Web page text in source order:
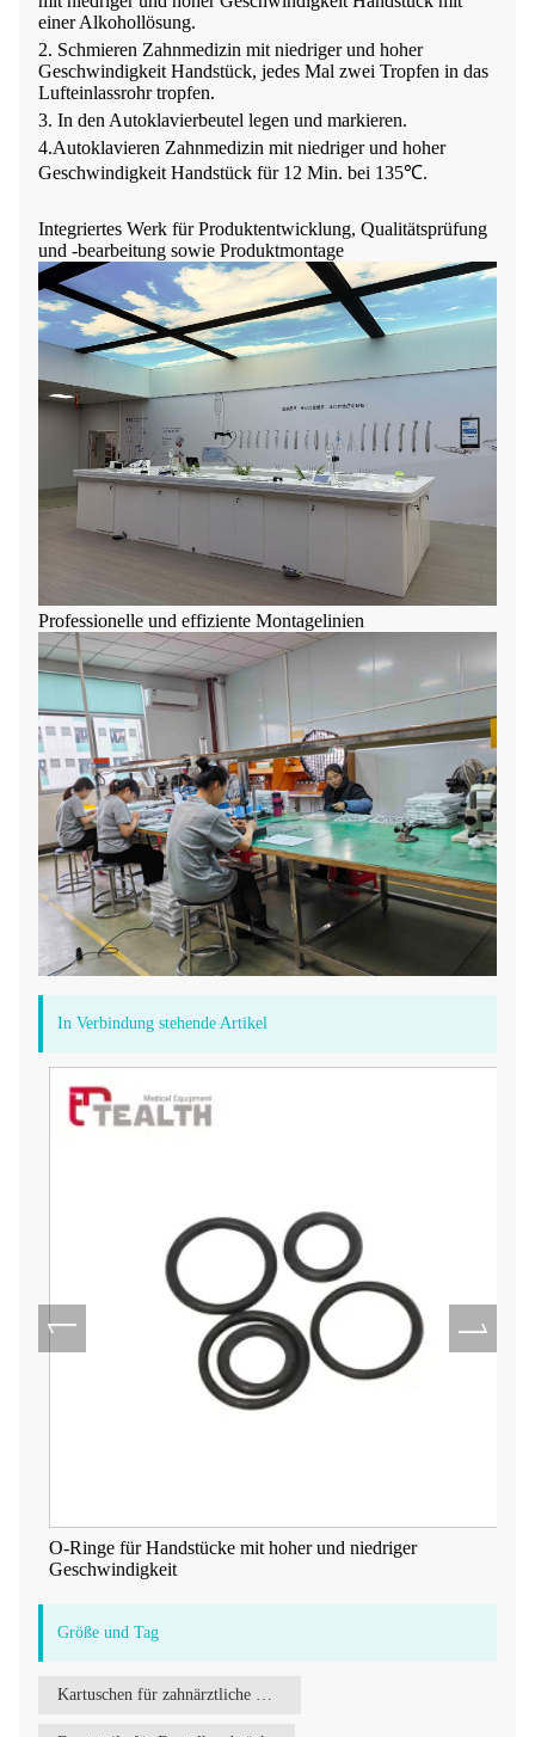
einer Alkohollösung.
2. Schmieren Zahnmedizin mit niedriger und hoher
Geschwindigkeit Handstück, jedes Mal zwei Tropfen in das
Lufteinlassrohr tropfen.
3. In den Autoklavierbeutel legen und markieren.
4.Autoklavieren Zahnmedizin mit niedriger und hoher
Geschwindigkeit Handstück für 12 Min. bei 135℃.
Integriertes Werk für Produktentwicklung, Qualitätsprüfung
und -bearbeitung sowie Produktmontage
Professionelle und effiziente Montagelinien
In Verbindung stehende Artikel
O-Ringe für Handstücke mit hoher und niedriger
Geschwindigkeit
Größe und Tag
Kartuschen für zahnärztliche Handstücke